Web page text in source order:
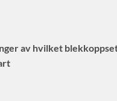
av hvilket